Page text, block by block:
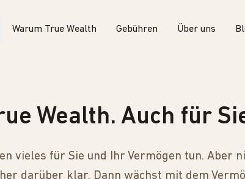
Warum True Wealth Gebühren Über uns
Wealth. Auch für
vieles für Sie und Ihr Vermögen tun. Aber
darüber klar. Dann wächst mit dem